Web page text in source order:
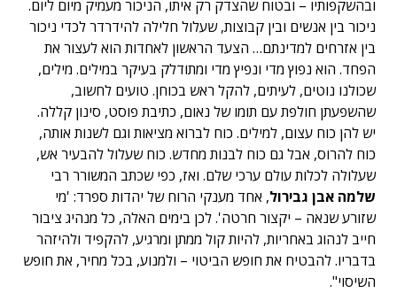
ובהשקפותיו – ובטוח שהצדק רק איתו, הניכור מעמיק מיום ליום.
ניכור בין אנשים ובין קבוצות, שעלול חלילה להידרדר לכדי ניכור
בין אזרחים למדינתם… הצעד הראשון לאחדות הוא לעצור את
הפחד. הוא נפוץ מדי ונפיץ מדי ומתודלק בעיקר במילים. מילים,
שכולנו נוטים, לעיתים, להקל ראש בכוחן. טועים לחשוב,
שהשפעתן חולפת עם תומו של נאום, כתיבת פוסט, סינון קללה.
יש להן כוח עצום, למילים. כוח לברוא מציאות וגם לשנות אותה,
כוח להרוס, אבל גם כוח לבנות מחדש. כוח שעלול להבעיר אש,
שעלולה לכלות עולם ערכי שלם. ואז, כפי שכתב המשורר רבי
שלמה אבן גבירול, אחד מענקי הרוח של יהדות ספרד: 'מי
שזורע שנאה – יקצור חרטה'. לכן בימים האלה, כל מנהיג ציבור
חייב לנהוג באחריות, להיות קול ממתן ומרגיע, להקפיד ולהיזהר
בדבריו. להבטיח את חופש הביטוי – ולמנוע, בכל מחיר, את חופש
השיסוי".